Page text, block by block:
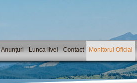
Anunțuri Lunca Ilvei Contact Monitorul Oficial